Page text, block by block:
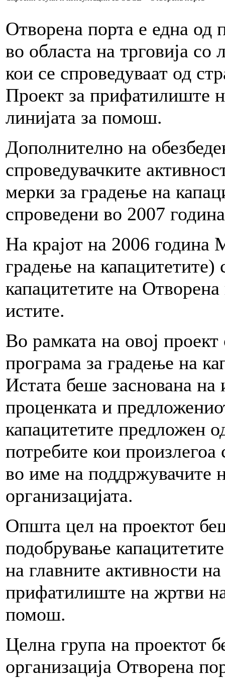
Отворена порта е една од
во областа на трговија
кои се спроведуваат од
Проект за прифатилиште
линијата за помош.
Дополнително на
спроведувачките
мерки за градење на
спроведени во 2007
На крајот на 2006
градење на капацитетите)
капацитетите на
истите.
Во рамката на овој
програма за градење на
Истата беше заснована
проценката и
капацитетите предложен
потребите кои
во име на поддржувачите
организацијата.
Општа цел на проектот
подобрување
на главните активности
прифатилиште на жртви
помош.
Целна група на проектот
организација Отворена